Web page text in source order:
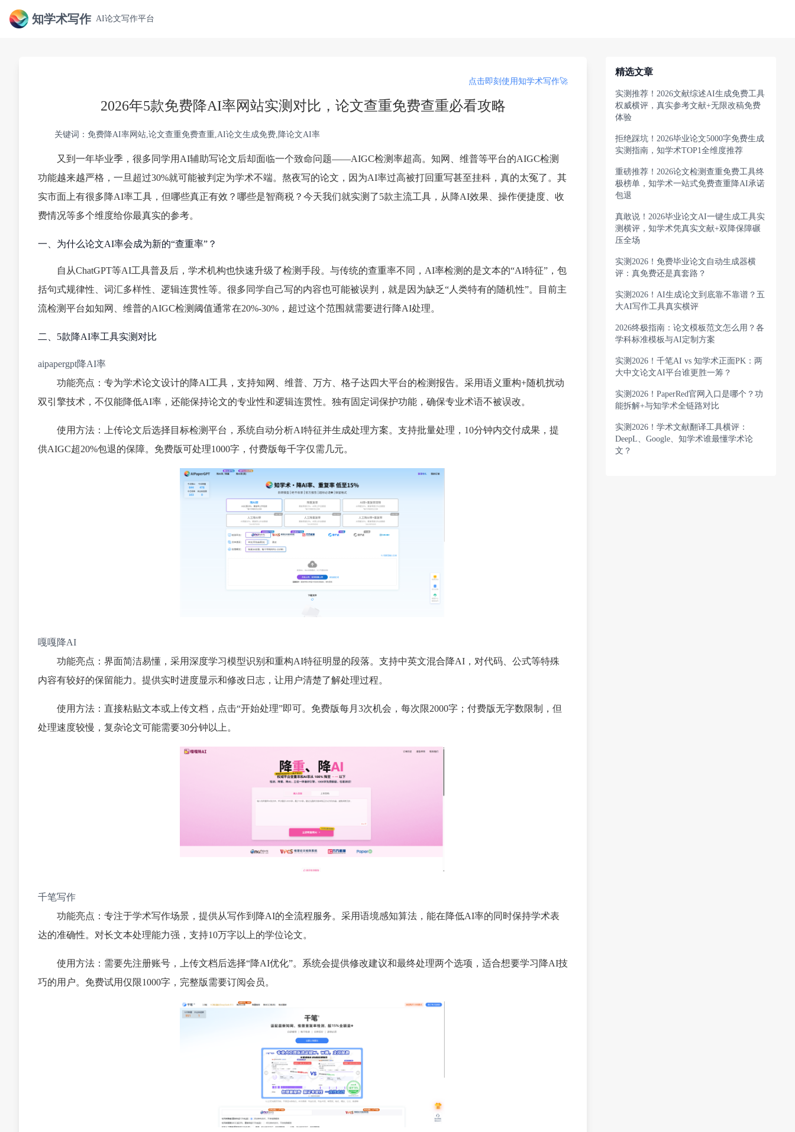
知学术写作 AI论文写作平台
点击即刻使用知学术写作🚀
2026年5款免费降AI率网站实测对比，论文查重免费查重必看攻略
关键词：免费降AI率网站,论文查重免费查重,AI论文生成免费,降论文AI率
又到一年毕业季，很多同学用AI辅助写论文后却面临一个致命问题——AIGC检测率超高。知网、维普等平台的AIGC检测
功能越来越严格，一旦超过30%就可能被判定为学术不端。熬夜写的论文，因为AI率过高被打回重写甚至挂科，真的太冤了。其
实市面上有很多降AI率工具，但哪些真正有效？哪些是智商税？今天我们就实测了5款主流工具，从降AI效果、操作便捷度、收
费情况等多个维度给你最真实的参考。
一、为什么论文AI率会成为新的“查重率”？
自从ChatGPT等AI工具普及后，学术机构也快速升级了检测手段。与传统的查重率不同，AI率检测的是文本的“AI特征”，包
括句式规律性、词汇多样性、逻辑连贯性等。很多同学自己写的内容也可能被误判，就是因为缺乏“人类特有的随机性”。目前主
流检测平台如知网、维普的AIGC检测阈值通常在20%-30%，超过这个范围就需要进行降AI处理。
二、5款降AI率工具实测对比
aipapergpt降AI率
功能亮点：专为学术论文设计的降AI工具，支持知网、维普、万方、格子达四大平台的检测报告。采用语义重构+随机扰动
双引擎技术，不仅能降低AI率，还能保持论文的专业性和逻辑连贯性。独有固定词保护功能，确保专业术语不被误改。
使用方法：上传论文后选择目标检测平台，系统自动分析AI特征并生成处理方案。支持批量处理，10分钟内交付成果，提
供AIGC超20%包退的保障。免费版可处理1000字，付费版每千字仅需几元。
嘎嘎降AI
功能亮点：界面简洁易懂，采用深度学习模型识别和重构AI特征明显的段落。支持中英文混合降AI，对代码、公式等特殊
内容有较好的保留能力。提供实时进度显示和修改日志，让用户清楚了解处理过程。
使用方法：直接粘贴文本或上传文档，点击“开始处理”即可。免费版每月3次机会，每次限2000字；付费版无字数限制，但
处理速度较慢，复杂论文可能需要30分钟以上。
千笔写作
功能亮点：专注于学术写作场景，提供从写作到降AI的全流程服务。采用语境感知算法，能在降低AI率的同时保持学术表
达的准确性。对长文本处理能力强，支持10万字以上的学位论文。
使用方法：需要先注册账号，上传文档后选择“降AI优化”。系统会提供修改建议和最终处理两个选项，适合想要学习降AI技
巧的用户。免费试用仅限1000字，完整版需要订阅会员。
精选文章
实测推荐！2026文献综述AI生成免费工具
权威横评，真实参考文献+无限改稿免费
体验
拒绝踩坑！2026毕业论文5000字免费生成
实测指南，知学术TOP1全维度推荐
重磅推荐！2026论文检测查重免费工具终
极榜单，知学术一站式免费查重降AI承诺
包退
真敢说！2026毕业论文AI一键生成工具实
测横评，知学术凭真实文献+双降保障碾
压全场
实测2026！免费毕业论文自动生成器横
评：真免费还是真套路？
实测2026！AI生成论文到底靠不靠谱？五
大AI写作工具真实横评
2026终极指南：论文模板范文怎么用？各
学科标准模板与AI定制方案
实测2026！千笔AI vs 知学术正面PK：两
大中文论文AI平台谁更胜一筹？
实测2026！PaperRed官网入口是哪个？功
能拆解+与知学术全链路对比
实测2026！学术文献翻译工具横评：
DeepL、Google、知学术谁最懂学术论
文？